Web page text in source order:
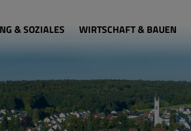
& SOZIALES WIRTSCHAFT & BAUEN